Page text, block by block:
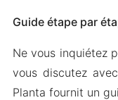
Guide étape par
Ne vous inquiétez
vous discutez
Planta fournit un